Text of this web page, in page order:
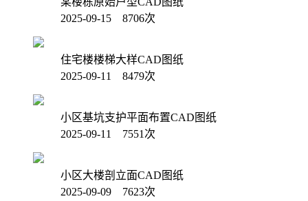
2025-09-15 8706次
住宅楼楼梯大样CAD图纸
2025-09-11 8479次
小区基坑支护平面布置CAD图纸
2025-09-11 7551次
小区大楼剖立面CAD图纸
2025-09-09 7623次